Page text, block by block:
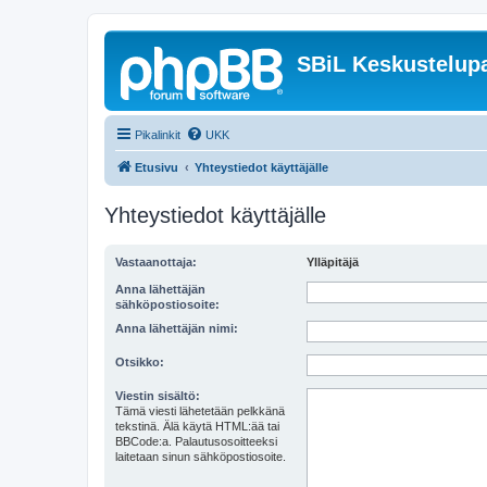
SBiL
Pikalinkit UKK
Etusivu Yhteystiedot käyttäjälle
Yhteystiedot käyttäjälle
Vastaanottaja: Ylläpitäjä
Anna lähettäjän
sähköpostiosoite:
Anna lähettäjän nimi:
Otsikko:
Viestin sisältö:
Tämä viesti lähetetään pelkkänä
tekstinä. Älä käytä HTML:ää tai
BBCode:a. Palautusosoitteeksi
laitetaan sinun sähköpostiosoite.